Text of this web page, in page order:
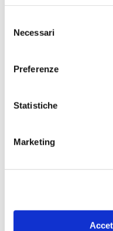
delNecessari
Preferenze
Statistiche
Marketing
Agosto 2025
Marzo 2025
Agosto 2024